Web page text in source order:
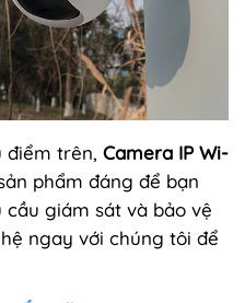
điểm trên, Camera IP Wi-
phẩm đáng để bạn
giám sát và bảo vệ
ngay với chúng tôi để